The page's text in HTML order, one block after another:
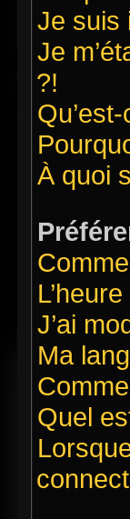
Je suis
Je
?!
À quoi
J’ai
Ma
Quel